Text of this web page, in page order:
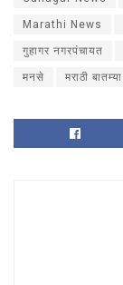
Marathi News
गुहागर नगरपंचायत
मनसे मराठी बातम्या